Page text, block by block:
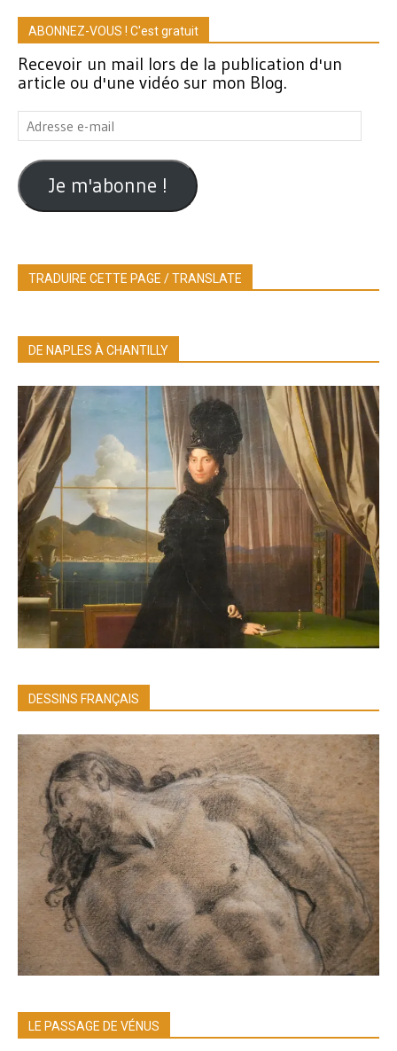
ABONNEZ-VOUS ! C'est gratuit
Recevoir un mail lors de la publication d'un
article ou d'une vidéo sur mon Blog.
Adresse
e-
mail
Je m'abonne !
TRADUIRE CETTE PAGE / TRANSLATE
DE NAPLES À CHANTILLY
DESSINS FRANÇAIS
LE PASSAGE DE VÉNUS